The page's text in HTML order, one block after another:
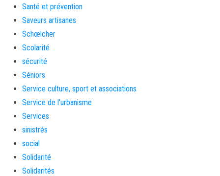
Santé et prévention
Saveurs artisanes
Schœlcher
Scolarité
sécurité
Séniors
Service culture, sport et associations
Service de l'urbanisme
Services
sinistrés
social
Solidarité
Solidarités